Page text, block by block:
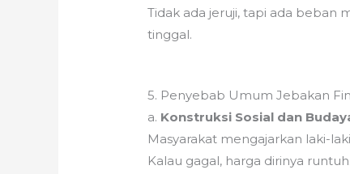
Tidak ada jeruji, tapi ada
tinggal.
5. Penyebab Umum Jebakan
a. Konstruksi Sosial dan
Masyarakat mengajarkan laki-
Kalau gagal, harga dirinya runtuh.